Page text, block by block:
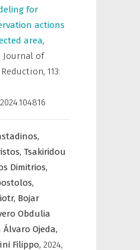
for
actions
area,
of
, 113:
Tsakiridou
Dimitrios,
Bojar
Obdulia
Álvaro Ojeda,
Filippo, 2024,